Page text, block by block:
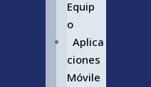
Equip
o
Aplica
ciones
Móvile